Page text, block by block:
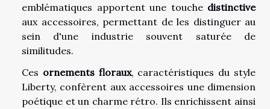
emblématiques apportent une touche distinctive
aux accessoires, permettant de les distinguer au
sein d'une industrie souvent saturée de
similitudes.
Ces ornements floraux, caractéristiques du style
Liberty, confèrent aux accessoires une dimension
poétique et un charme rétro. Ils enrichissent ainsi